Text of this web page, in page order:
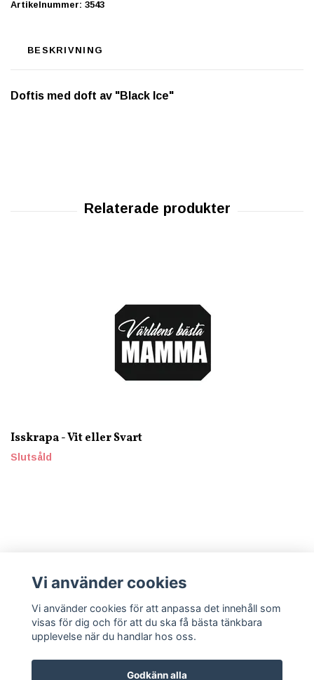
Artikelnummer: 3543
BESKRIVNING
Doftis med doft av "Black Ice"
Isskrapa - Vit eller Svart
Slutsåld
Läs mer
Vi använder cookies
Vi använder cookies för att anpassa det innehåll som
visas för dig och för att du ska få bästa tänkbara
upplevelse när du handlar hos oss.
Godkänn alla